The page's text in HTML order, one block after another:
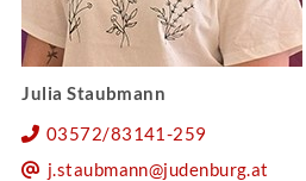
Julia Staubmann
03572/83141-259
j.staubmann@judenburg.at